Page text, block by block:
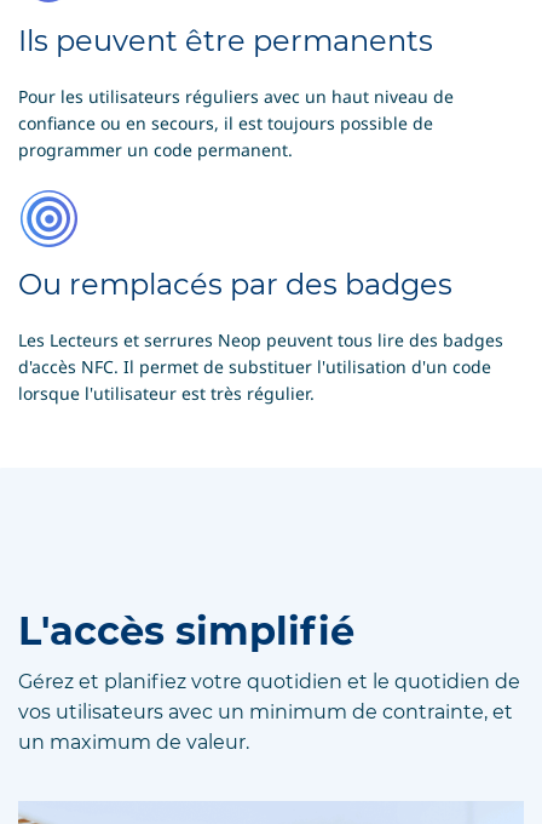
Ils peuvent être permanents
Pour les utilisateurs réguliers avec un haut niveau de
confiance ou en secours, il est toujours possible de
programmer un code permanent.
Ou remplacés par des badges
Les Lecteurs et serrures Neop peuvent tous lire des badges
d'accès NFC. Il permet de substituer l'utilisation d'un code
lorsque l'utilisateur est très régulier.
L'accès simplifié
Gérez et planifiez votre quotidien et le quotidien de
vos utilisateurs avec un minimum de contrainte, et
un maximum de valeur.